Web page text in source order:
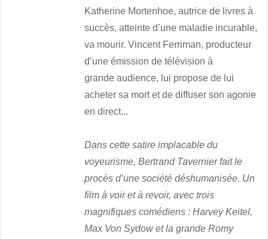
Katherine Mortenhoe, autrice de livres à
succès, atteinte d’une maladie incurable,
va mourir. Vincent Ferriman, producteur
d’une émission de télévision à
grande audience, lui propose de lui
acheter sa mort et de diffuser son agonie
en direct...
Dans cette satire implacable du
voyeurisme, Bertrand Tavernier fait le
procès d’une société déshumanisée. Un
film à voir et à revoir, avec trois
magnifiques comédiens : Harvey Keitel,
Max Von Sydow et la grande Romy